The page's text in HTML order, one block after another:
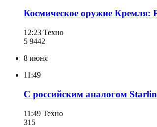
Космическое оружие Кремля:
12:23 Техно
5 9442
8 июня
11:49
С российским аналогом
11:49 Техно
315